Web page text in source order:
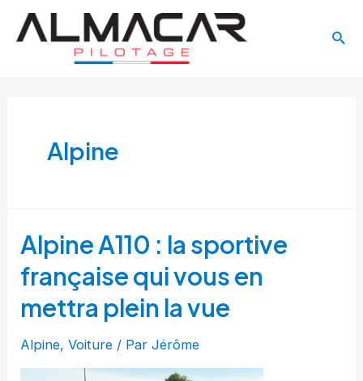
Aller
Alpine
Alpine A110 : la sportive
française qui vous en
mettra plein la vue
Alpine,Voiture / ParJérôme